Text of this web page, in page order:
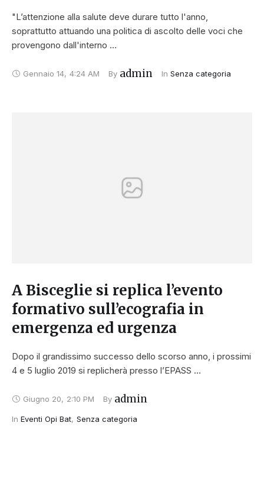
"L’attenzione alla salute deve durare tutto l'anno,
soprattutto attuando una politica di ascolto delle voci che
provengono dall'interno …
Gennaio 14, 4:24 AM By admin In Senza categoria
A Bisceglie si replica l’evento
formativo sull’ecografia in
emergenza ed urgenza
Dopo il grandissimo successo dello scorso anno, i prossimi
4 e 5 luglio 2019 si replicherà presso l’EPASS …
Giugno 20, 2:10 PM By admin
In Eventi Opi Bat, Senza categoria